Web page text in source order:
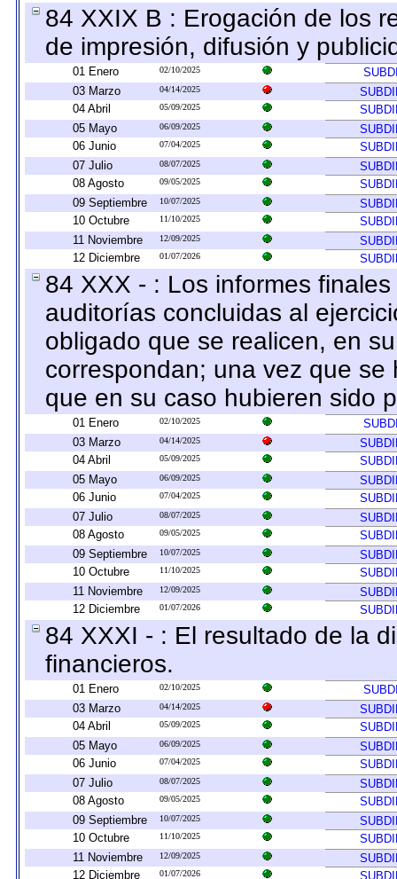
84 XXIX B : Erogación de los
de impresión, difusión y
01 Enero 02/10/2025
03 Marzo
04/14/2025
04 Abril
05/09/2025
05 Mayo
06/09/2025
06 Junio
07/04/2025
07 Julio
08/07/2025
08 Agosto
09/05/2025
09 Septiembre
10/07/2025
10 Octubre
11/10/2025
11 Noviembre
12/09/2025
12 Diciembre
01/07/2026
84 XXX - : Los informes
auditorías concluidas al
obligado que se realicen, en
correspondan; una vez que
que en su caso hubieren sido
01 Enero 02/10/2025
03 Marzo
04/14/2025
04 Abril
05/09/2025
05 Mayo
06/09/2025
06 Junio
07/04/2025
07 Julio
08/07/2025
08 Agosto
09/05/2025
09 Septiembre
10/07/2025
10 Octubre
11/10/2025
11 Noviembre
12/09/2025
12 Diciembre
01/07/2026
84 XXXI - : El resultado de la
financieros.
01 Enero 02/10/2025
03 Marzo
04/14/2025
04 Abril
05/09/2025
05 Mayo
06/09/2025
06 Junio
07/04/2025
07 Julio
08/07/2025
08 Agosto
09/05/2025
09 Septiembre
10/07/2025
10 Octubre
11/10/2025
11 Noviembre
12/09/2025
12 Diciembre
01/07/2026